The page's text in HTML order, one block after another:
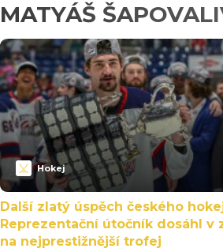
MATYÁŠ
Hokej
Další zlatý úspěch českého
Reprezentační útočník dosáhl v
na nejprestižnější trofej